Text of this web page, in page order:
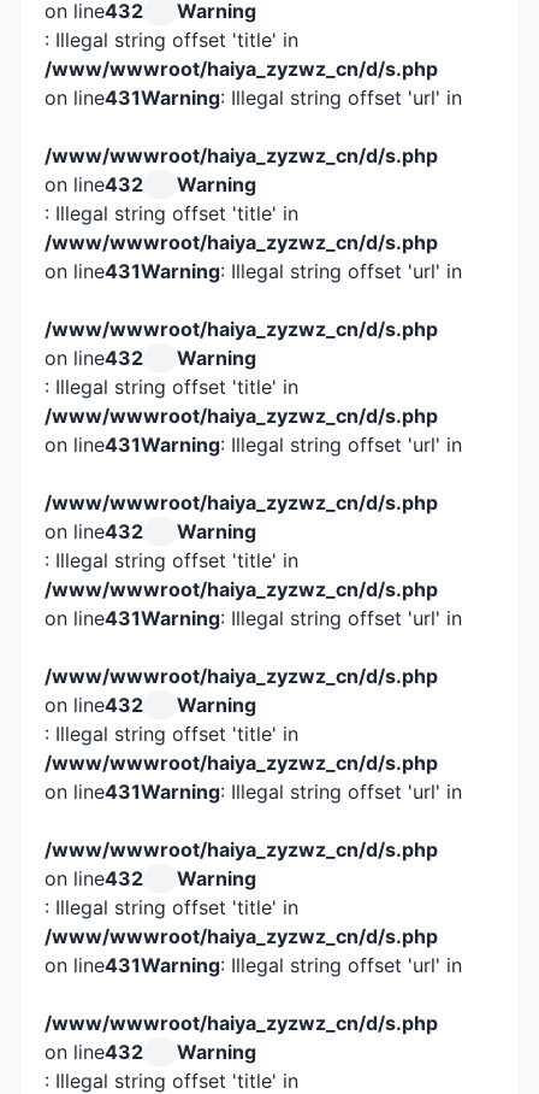
on line432
Warning
: Illegal string offset 'title' in
/www/wwwroot/haiya_zyzwz_cn/d/s.php
on line431Warning: Illegal string offset 'url' in
/www/wwwroot/haiya_zyzwz_cn/d/s.php
on line432
Warning
: Illegal string offset 'title' in
/www/wwwroot/haiya_zyzwz_cn/d/s.php
on line431Warning: Illegal string offset 'url' in
/www/wwwroot/haiya_zyzwz_cn/d/s.php
on line432
Warning
: Illegal string offset 'title' in
/www/wwwroot/haiya_zyzwz_cn/d/s.php
on line431Warning: Illegal string offset 'url' in
/www/wwwroot/haiya_zyzwz_cn/d/s.php
on line432
Warning
: Illegal string offset 'title' in
/www/wwwroot/haiya_zyzwz_cn/d/s.php
on line431Warning: Illegal string offset 'url' in
/www/wwwroot/haiya_zyzwz_cn/d/s.php
on line432
Warning
: Illegal string offset 'title' in
/www/wwwroot/haiya_zyzwz_cn/d/s.php
on line431Warning: Illegal string offset 'url' in
/www/wwwroot/haiya_zyzwz_cn/d/s.php
on line432
Warning
: Illegal string offset 'title' in
/www/wwwroot/haiya_zyzwz_cn/d/s.php
on line431Warning: Illegal string offset 'url' in
/www/wwwroot/haiya_zyzwz_cn/d/s.php
on line432
Warning
: Illegal string offset 'title' in